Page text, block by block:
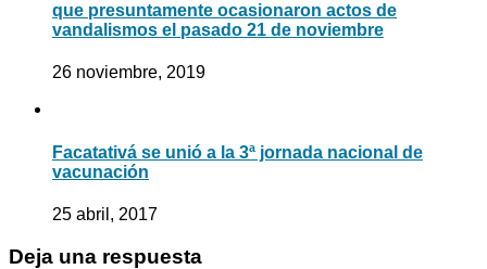
que presuntamente ocasionaron actos de
vandalismos el pasado 21 de noviembre
26 noviembre, 2019
Facatativá se unió a la 3ª jornada nacional de
vacunación
25 abril, 2017
Deja una respuesta